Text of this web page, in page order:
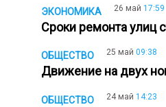
ЭКОНОМИКА 26 май 17:59
Сроки ремонта улиц
ОБЩЕСТВО 25 май 09:38
Движение на двух
ОБЩЕСТВО 24 май 14:23